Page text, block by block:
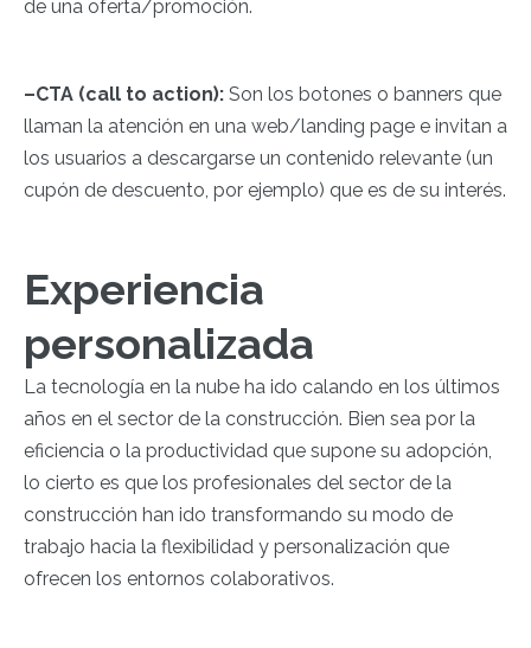
de una oferta/promoción.
–CTA (call to action): Son los botones o banners que
llaman la atención en una web/landing page e invitan a
los usuarios a descargarse un contenido relevante (un
cupón de descuento, por ejemplo) que es de su interés.
Experiencia
personalizada
La tecnología en la nube ha ido calando en los últimos
años en el sector de la construcción. Bien sea por la
eficiencia o la productividad que supone su adopción,
lo cierto es que los profesionales del sector de la
construcción han ido transformando su modo de
trabajo hacia la flexibilidad y personalización que
ofrecen los entornos colaborativos.